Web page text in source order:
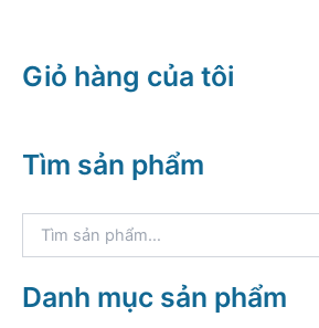
Giỏ hàng của tôi
Tìm sản phẩm
k
iDanh mục sản phẩm